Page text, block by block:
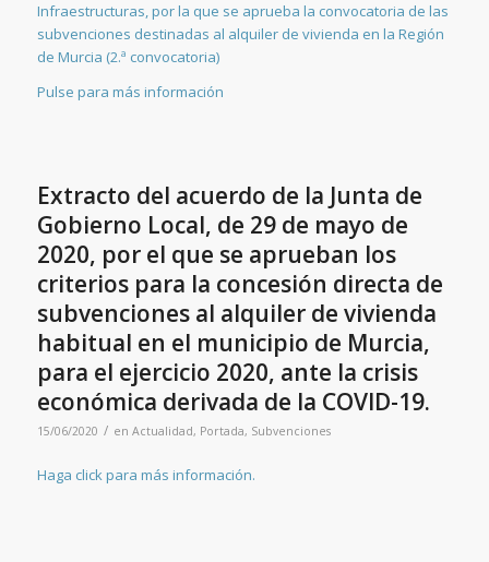
Infraestructuras, por la que se aprueba la convocatoria de las
subvenciones destinadas al alquiler de vivienda en la Región
de Murcia (2.ª convocatoria)
Pulse para más información
Extracto del acuerdo de la Junta de
Gobierno Local, de 29 de mayo de
2020, por el que se aprueban los
criterios para la concesión directa de
subvenciones al alquiler de vivienda
habitual en el municipio de Murcia,
para el ejercicio 2020, ante la crisis
económica derivada de la COVID-19.
15/06/2020 / en Actualidad, Portada, Subvenciones
Haga click para más información.